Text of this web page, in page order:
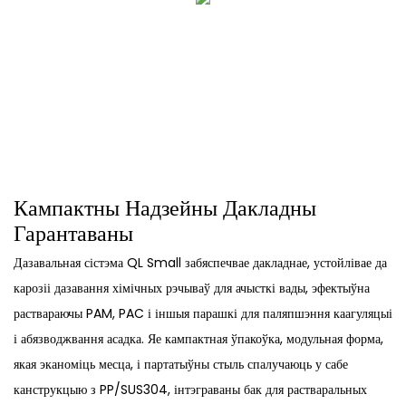
Кампактны Надзейны Дакладны
Гарантаваны
Дазавальная сістэма QL Small забяспечвае дакладнае, устойлівае да
карозіі дазавання хімічных рэчываў для ачысткі вады, эфектыўна
раствараючы PAM, PAC і іншыя парашкі для паляпшэння каагуляцыі
і абязводжвання асадка. Яе кампактная ўпакоўка, модульная форма,
якая эканоміць месца, і партатыўны стыль спалучаюць у сабе
канструкцыю з PP/SUS304, інтэграваны бак для растваральных